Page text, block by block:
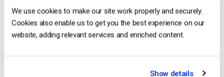
We use cookies to make our site work properly and securely.
Cookies also enable us to get you the best experience on our
website, adding relevant services and enriched content.
Show details
#EXTM3U